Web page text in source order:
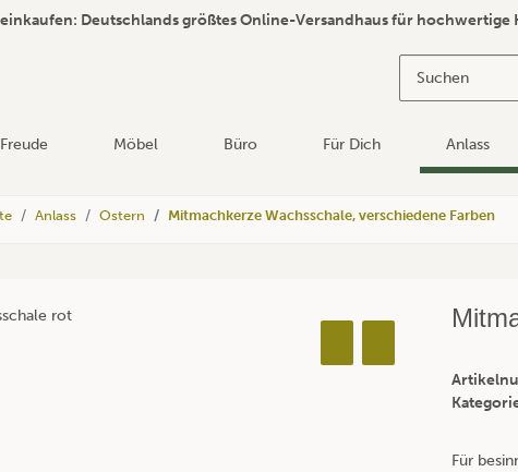
Deutschlands größtes Online-Versandhaus für
Möbel Büro Für Dich Anlass
Anlass Ostern Mitmachkerze Wachsschale, verschiedene Farben
Für